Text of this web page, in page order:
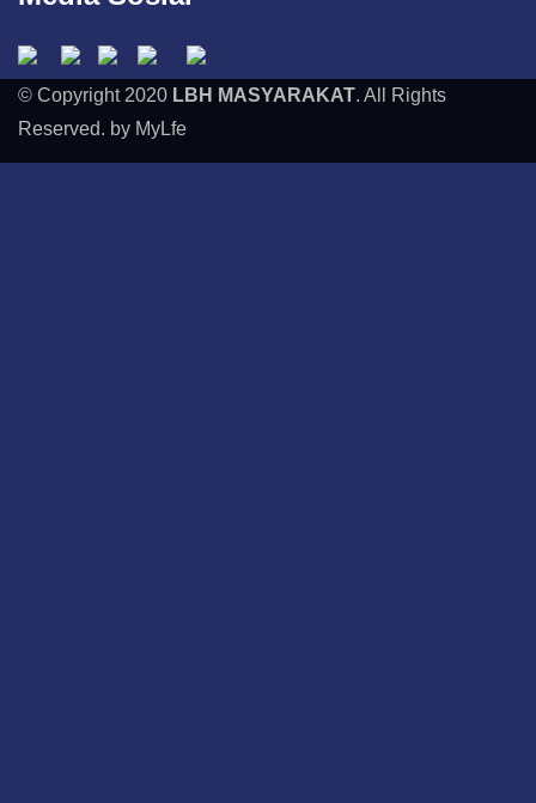
© Copyright 2020 LBH MASYARAKAT. All Rights
Reserved. by MyLfe